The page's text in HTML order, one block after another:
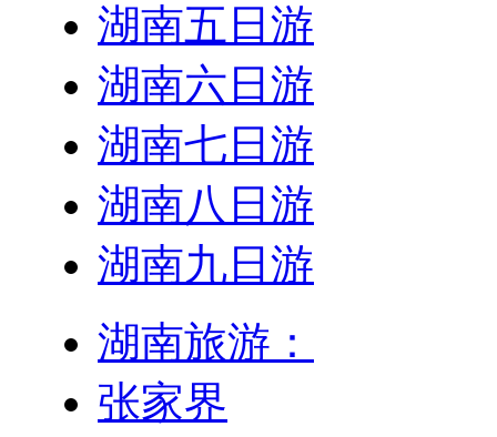
湖南五日游
湖南六日游
湖南七日游
湖南八日游
湖南九日游
湖南旅游：
张家界